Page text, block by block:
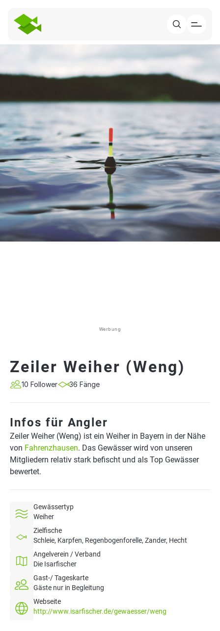
Werbung
Zeiler Weiher (Weng)
10 Follower 36 Fänge
Infos für Angler
Zeiler Weiher (Weng) ist ein Weiher in Bayern in der Nähe
von Fahrenzhausen. Das Gewässer wird von unseren
Mitgliedern relativ stark befischt und als Top Gewässer
bewertet.
Gewässertyp
Weiher
Zielfische
Schleie, Karpfen, Regenbogenforelle, Zander, Hecht
Angelverein / Verband
Die Isarfischer
Gast-/ Tageskarte
Gäste nur in Begleitung
Webseite
http://www.isarfischer.de/gewaesser/weng